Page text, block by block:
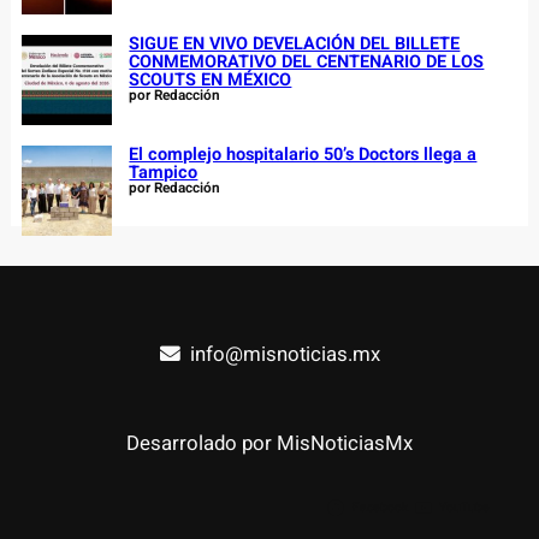
SIGUE EN VIVO DEVELACIÓN DEL BILLETE
CONMEMORATIVO DEL CENTENARIO DE LOS
SCOUTS EN MÉXICO
por Redacción
El complejo hospitalario 50’s Doctors llega a
Tampico
por Redacción
info@misnoticias.mx
Desarrolado por MisNoticiasMx